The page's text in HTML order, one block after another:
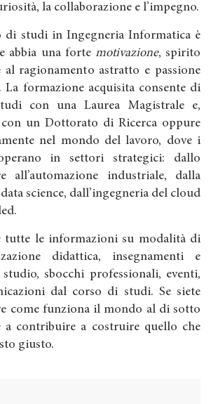
la collaborazione e l’impegno.
di studi in Ingegneria Informatica è
abbia una forte motivazione, spirito
ragionamento astratto e passione
La formazione acquisita consente di
con una Laurea Magistrale e,
con un Dottorato di Ricerca oppure
nel mondo del lavoro, dove i
in settori strategici: dallo
all’automazione industriale, dalla
science, dall’ingegneria del cloud
tutte le informazioni su modalità di
didattica, insegnamenti e
sbocchi professionali, eventi,
dal corso di studi. Se siete
come funziona il mondo al di sotto
a contribuire a costruire quello che
giusto.